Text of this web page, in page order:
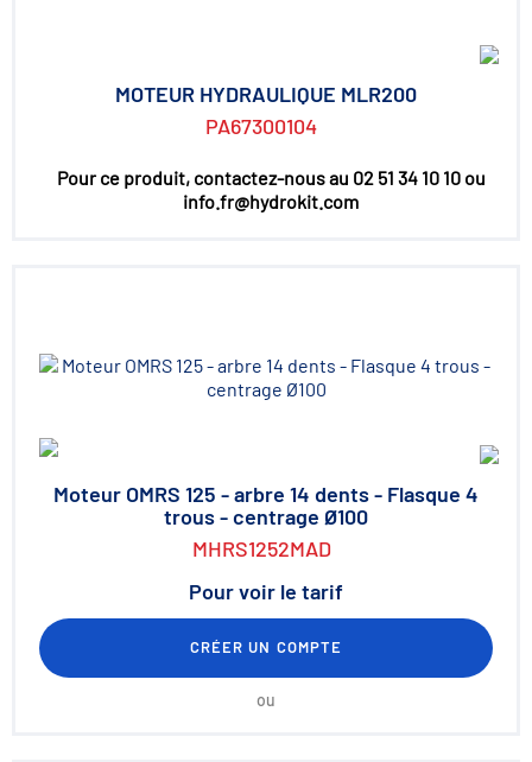
MOTEUR HYDRAULIQUE MLR200
PA67300104
Pour ce produit, contactez-nous au 02 51 34 10 10 ou
info.fr@hydrokit.com
Moteur OMRS 125 - arbre 14 dents - Flasque 4
trous - centrage Ø100
MHRS1252MAD
Pour voir le tarif
CRÉER UN COMPTE
ou